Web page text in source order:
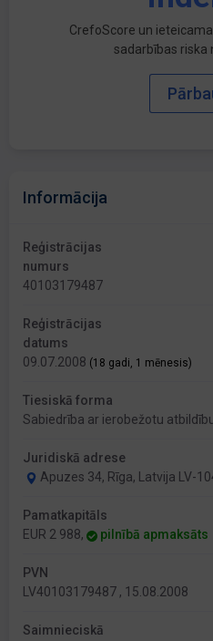
CrefoScore un
sadarbības riska
Informācija
Reģistrācijas
numurs
40103179487
Reģistrācijas
datums
09.07.2008 (18 gadi, 1 mēnesis)
Tiesiskā forma
Sabiedrība ar ierobežotu
Juridiskā adrese
Apuzes 34, Rīga, Latvija LV-
Pamatkapitāls
EUR 2 988,
pilnībā apmaksāts
PVN
LV40103179487 , 15.08.2008
Saimnieciskā